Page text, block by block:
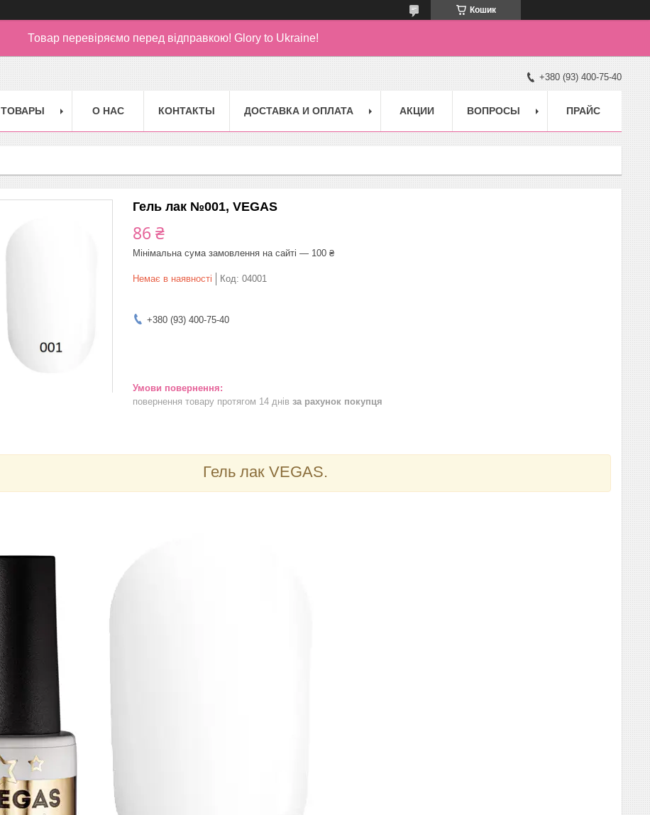
Кошик
Товар перевіряємо перед відправкою! Glory to Ukraine!
+380 (93) 400-75-40
ТОВАРЫ О НАС КОНТАКТЫ ДОСТАВКА И ОПЛАТА АКЦИИ ВОПРОСЫ ПРАЙС
Гель лак №001, VEGAS
86 ₴
Мінімальна сума замовлення на сайті — 100 ₴
Немає в наявності Код: 04001
+380 (93) 400-75-40
повернення товару протягом 14 днів за рахунок покупця
Гель лак VEGAS.